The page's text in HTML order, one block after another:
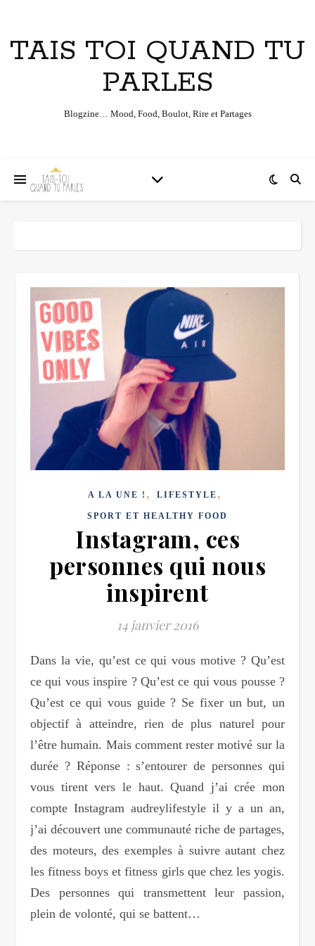
TAIS TOI QUAND TU
PARLES
Blogzine… Mood, Food, Boulot, Rire et Partages
A LA UNE ! , LIFESTYLE ,
SPORT ET HEALTHY FOOD
Instagram, ces
personnes qui nous
inspirent
14 janvier 2016
Dans la vie, qu’est ce qui vous motive ? Qu’est
ce qui vous inspire ? Qu’est ce qui vous pousse ?
Qu’est ce qui vous guide ? Se fixer un but, un
objectif à atteindre, rien de plus naturel pour
l’être humain. Mais comment rester motivé sur la
durée ? Réponse : s’entourer de personnes qui
vous tirent vers le haut. Quand j’ai crée mon
compte Instagram audreylifestyle il y a un an,
j’ai découvert une communauté riche de partages,
des moteurs, des exemples à suivre autant chez
les fitness boys et fitness girls que chez les yogis.
Des personnes qui transmettent leur passion,
plein de volonté, qui se battent…